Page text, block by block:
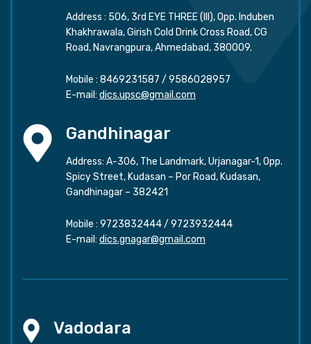
Address : 506, 3rd EYE THREE (III), Opp. Induben
Khakhrawala, Girish Cold Drink Cross Road, CG
Road, Navrangpura, Ahmedabad, 380009.
Mobile : 8469231587 / 9586028957
E-mail: dics.upsc@gmail.com
Gandhinagar
Address: A-306, The Landmark, Urjanagar-1, Opp.
Spicy Street, Kudasan – Por Road, Kudasan,
Gandhinagar – 382421
Mobile : 9723832444/ 9723932444
E-mail: dics.gnagar@gmail.com
Vadodara